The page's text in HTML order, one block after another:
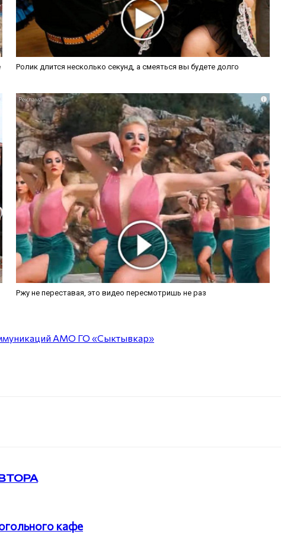
Ролик длится несколько секунд, а смеяться вы будете долго
i
Ржу не переставая, это видео пересмотришь не раз
АМО ГО «Сыктывкар»
кафе